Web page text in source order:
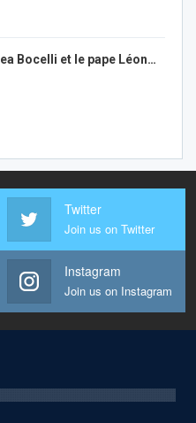
Bocelli et le pape Léon…
Twitter
Join us on Twitter
Instagram
Join us on Instagram